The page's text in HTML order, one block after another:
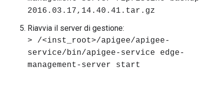
2016.03.17,14.40.41.tar.gz
Riavvia il server di gestione:
> /<inst_root>/apigee/apigee-
service/bin/apigee-service edge-
management-server start